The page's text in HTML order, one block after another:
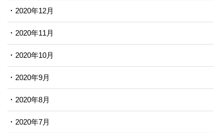
2020年12月
2020年11月
2020年10月
2020年9月
2020年8月
2020年7月